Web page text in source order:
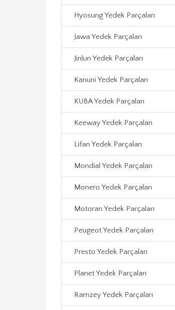
Hyosung Yedek Parçaları
Jawa Yedek Parçaları
Jinlun Yedek Parçaları
Kanuni Yedek Parçaları
KUBA Yedek Parçaları
Keeway Yedek Parçaları
Lifan Yedek Parçaları
Mondial Yedek Parçaları
Monero Yedek Parçaları
Motoran Yedek Parçaları
Peugeot Yedek Parçaları
Presto Yedek Parçaları
Planet Yedek Parçaları
Ramzey Yedek Parçaları